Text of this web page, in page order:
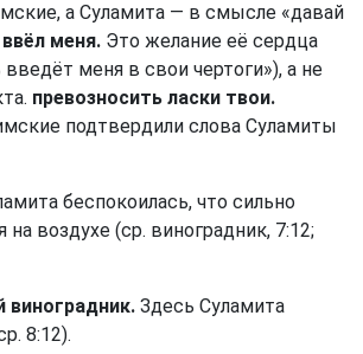
а Суламита — в смысле «давай
меня. Это желание её сердца
введёт меня в свои чертоги»), а не
превозносить ласки твои.
подтвердили слова Суламиты
беспокоилась, что сильно
на воздухе (ср. виноградник, 7:12;
виноградник. Здесь Суламита
8:12).